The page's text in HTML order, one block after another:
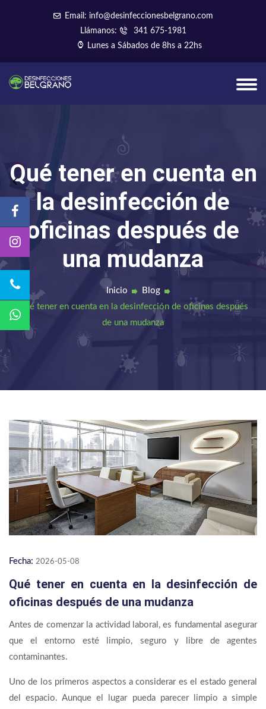
Email: info@desinfeccionesbelgrano.com
Llámanos:
341 675-1981
Lunes a Sábados de 8hs a 22hs
Qué tener en cuenta en
la desinfección de
oficinas después de
una mudanza
Inicio
Blog
Qué tener en cuenta en la desinfección de oficinas después
de una mudanza
Fecha: 2026-05-08
Qué tener en cuenta en la desinfección de
oficinas después de una mudanza
Antes de comenzar la actividad laboral, es fundamental asegurar
que el entorno esté limpio, seguro y libre de agentes
contaminantes.
Uno de los primeros aspectos a considerar es el estado general
del espacio. Aunque el lugar pueda parecer limpio a simple